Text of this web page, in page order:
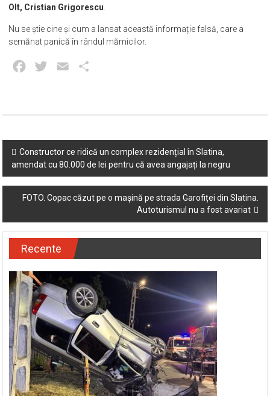
Olt, Cristian Grigorescu
Nu se știe cine și cum a lansat această informație falsă, care a
semănat panică în rândul mămicilor.
Facebook
Twitter Email
Post
navigation
Constructor ce ridică un complex rezidențial în Slatina,
amendat cu 80.000 de lei pentru că avea angajați la negru
FOTO. Copac căzut pe o mașină pe strada Garofiței din Slatina.
Autoturismul nu a fost avariat
Recente